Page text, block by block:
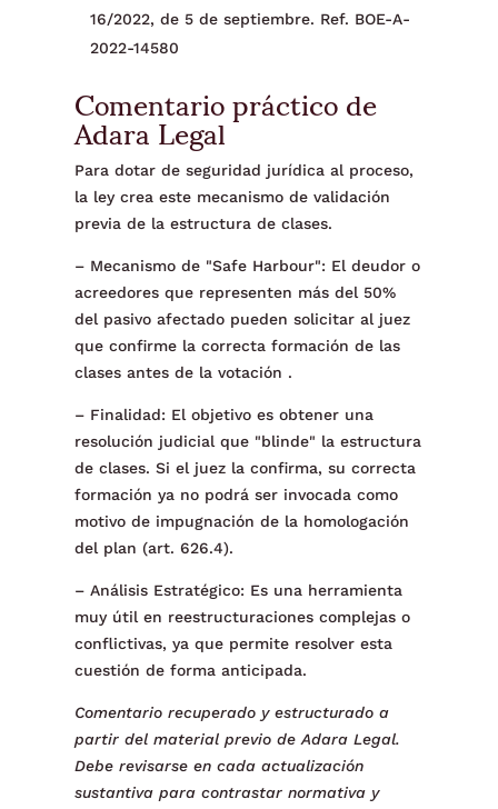
16/2022, de 5 de septiembre. Ref. BOE-A-
2022-14580
Comentario práctico de
Adara Legal
Para dotar de seguridad jurídica al proceso,
la ley crea este mecanismo de validación
previa de la estructura de clases.
– Mecanismo de "Safe Harbour": El deudor o
acreedores que representen más del 50%
del pasivo afectado pueden solicitar al juez
que confirme la correcta formación de las
clases antes de la votación .
– Finalidad: El objetivo es obtener una
resolución judicial que "blinde" la estructura
de clases. Si el juez la confirma, su correcta
formación ya no podrá ser invocada como
motivo de impugnación de la homologación
del plan (art. 626.4).
– Análisis Estratégico: Es una herramienta
muy útil en reestructuraciones complejas o
conflictivas, ya que permite resolver esta
cuestión de forma anticipada.
Comentario recuperado y estructurado a
partir del material previo de Adara Legal.
Debe revisarse en cada actualización
sustantiva para contrastar normativa y